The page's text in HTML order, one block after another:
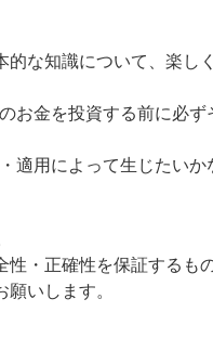
な知識について、楽し
お金を投資する前に必
適用によって生じたい
・正確性を保証するも
いします。